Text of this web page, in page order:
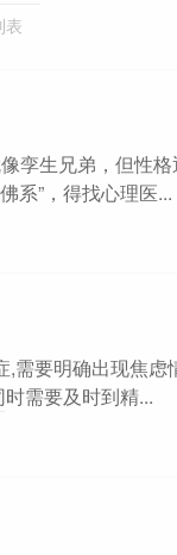
表
孪生兄弟，但性
系”，得找心理医...
需要明确出现焦
需要及时到精...